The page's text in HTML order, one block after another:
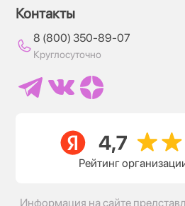
Контакты
8 (800) 350-89-07
Круглосуточно
Рейтинг
Информация на сайте